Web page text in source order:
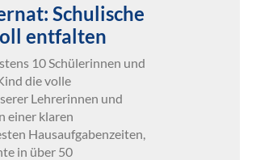
Schulische
entfalten
10 Schülerinnen und
die volle
Lehrerinnen und
einer klaren
Hausaufgabenzeiten,
in über 50